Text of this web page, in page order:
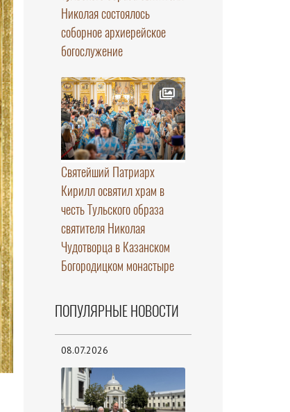
Николая состоялось
соборное архиерейское
богослужение
Святейший Патриарх
Кирилл освятил храм в
честь Тульского образа
святителя Николая
Чудотворца в Казанском
Богородицком монастыре
ПОПУЛЯРНЫЕ НОВОСТИ
08.07.2026